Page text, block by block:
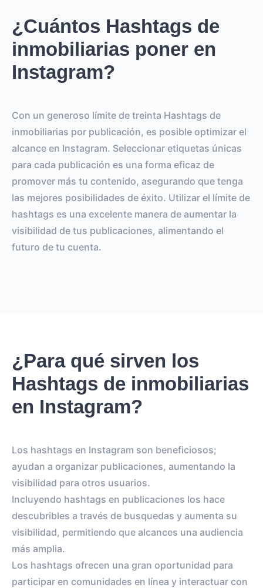
¿Cuántos Hashtags de
inmobiliarias poner en
Instagram?
Con un generoso límite de treinta Hashtags de
inmobiliarias por publicación, es posible optimizar el
alcance en Instagram. Seleccionar etiquetas únicas
para cada publicación es una forma eficaz de
promover más tu contenido, asegurando que tenga
las mejores posibilidades de éxito. Utilizar el límite de
hashtags es una excelente manera de aumentar la
visibilidad de tus publicaciones, alimentando el
futuro de tu cuenta.
¿Para qué sirven los
Hashtags de inmobiliarias
en Instagram?
Los hashtags en Instagram son beneficiosos;
ayudan a organizar publicaciones, aumentando la
visibilidad para otros usuarios.
Incluyendo hashtags en publicaciones los hace
descubribles a través de busquedas y aumenta su
visibilidad, permitiendo que alcances una audiencia
más amplia.
Los hashtags ofrecen una gran oportunidad para
participar en comunidades en línea y interactuar con